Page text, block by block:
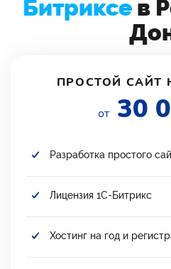
Битриксе в
ПРОСТОЙ САЙТ
от 30
Разработка простого
Лицензия 1С-Битрикс
Хостинг на год и